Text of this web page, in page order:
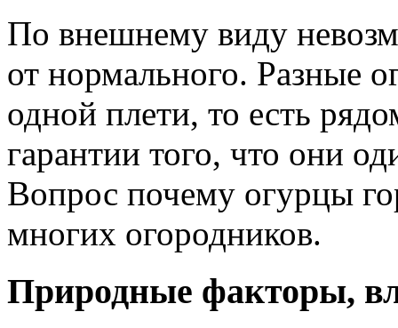
По внешнему виду
от нормального. Разные
одной плети, то есть
гарантии того, что они
Вопрос почему огурцы
многих огородников.
Природные факторы,